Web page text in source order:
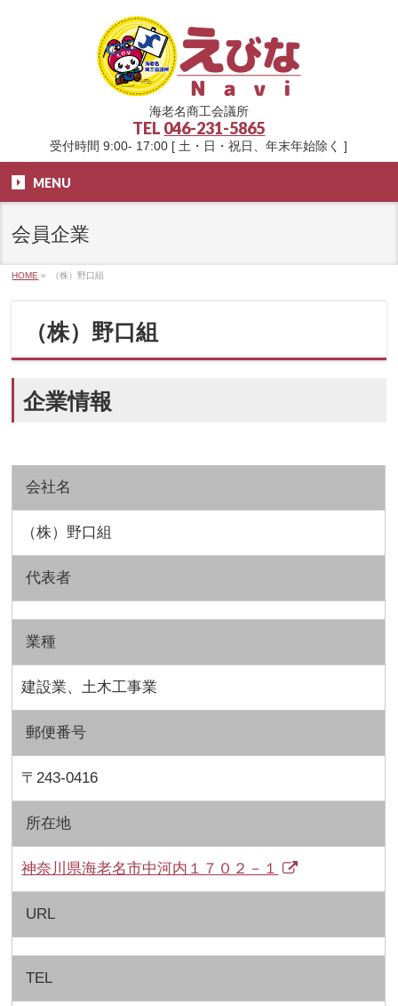
海老名商工会議所
TEL 046-231-5865
受付時間 9:00- 17:00 [ 土・日・祝日、年末年始除く ]
MENU
会員企業
HOME » （株）野口組
（株）野口組
企業情報
会社名
（株）野口組
代表者
業種
建設業、土木工事業
郵便番号
〒243-0416
所在地
神奈川県海老名市中河内１７０２－１
URL
TEL